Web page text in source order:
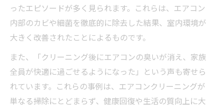
ったエピソードが多く見られます。これらは、エアコン
内部のカビや細菌を徹底的に除去した結果、室内環境が
大きく改善されたことによるものです。
また、「クリーニング後にエアコンの臭いが消え、家族
全員が快適に過ごせるようになった」という声も寄せら
れています。これらの事例は、エアコンクリーニングが
単なる掃除にとどまらず、健康回復や生活の質向上に大